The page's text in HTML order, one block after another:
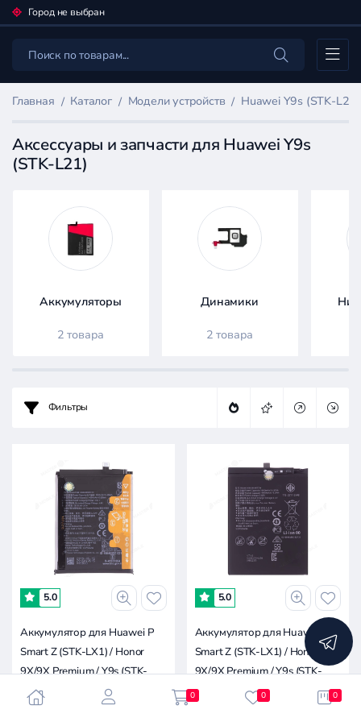
Город не выбран
Каталог
Главная Каталог Модели устройств Huawei Y9s (STK-L21)
Аксессуары и запчасти для Huawei Y9s
(STK-L21)
Фильтр
товаров
-
Аккумуляторы
2 товара
Динамики
2 товара
Фильтры
5.0
Аккумулятор для Huawei P
Smart Z (STK-LX1) / Honor
9X/9X Premium / Y9s (STK-
L21) (HB446486ECW)
(ORIG100) (SP)
5.0
Аккумулятор для Huawei P
Smart Z (STK-LX1) / Honor
9X/9X Premium / Y9s (STK-
L21) (HB446486ECW)
0 0 0